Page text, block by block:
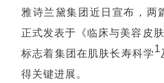
雅诗兰黛集团近日宣布，两
正式发表于《临床与美容皮
标志着集团在肌肤长寿科学1
得关键进展。